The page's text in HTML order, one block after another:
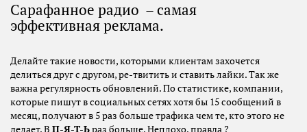
Сарафанное радио – самая
эффективная реклама.
Делайте такие новости, которыми клиентам захочется
делиться друг с другом, ре-твитить и ставить лайки. Так же
важна регулярность обновлений. По статистике, компании,
которые пишут в социальных сетях хотя бы 15 сообщений в
месяц, получают в 5 раз больше трафика чем те, кто этого не
делает. В П-Я-Т-Ьраз больше. Неплохо, правда ?